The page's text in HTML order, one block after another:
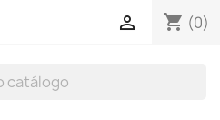
shopping_cart (0)
